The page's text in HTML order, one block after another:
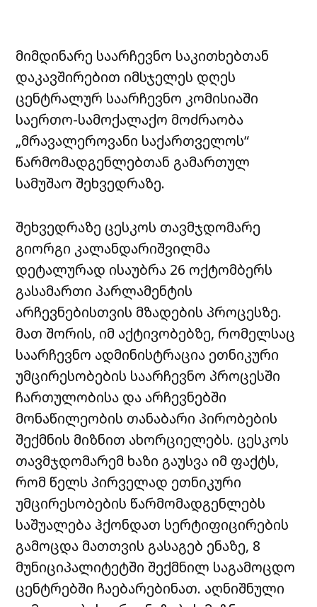
მიმდინარე საარჩევნო საკითხებთან
დაკავშირებით იმსჯელეს დღეს
ცენტრალურ საარჩევნო კომისიაში
საერთო-სამოქალაქო მოძრაობა
„მრავალეროვანი საქართველოს“
წარმომადგენლებთან გამართულ
სამუშაო შეხვედრაზე.
შეხვედრაზე ცესკოს თავმჯდომარე
გიორგი კალანდარიშვილმა
დეტალურად ისაუბრა 26 ოქტომბერს
გასამართი პარლამენტის
არჩევნებისთვის მზადების პროცესზე.
მათ შორის, იმ აქტივობებზე, რომელსაც
საარჩევნო ადმინისტრაცია ეთნიკური
უმცირესობების საარჩევნო პროცესში
ჩართულობისა და არჩევნებში
მონაწილეობის თანაბარი პირობების
შექმნის მიზნით ახორციელებს. ცესკოს
თავმჯდომარემ ხაზი გაუსვა იმ ფაქტს,
რომ წელს პირველად ეთნიკური
უმცირესობების წარმომადგენლებს
საშუალება ჰქონდათ სერტიფიცირების
გამოცდა მათთვის გასაგებ ენაზე, 8
მუნიციპალიტეტში შექმნილ საგამოცდო
ცენტრებში ჩაებარებინათ. აღნიშნული